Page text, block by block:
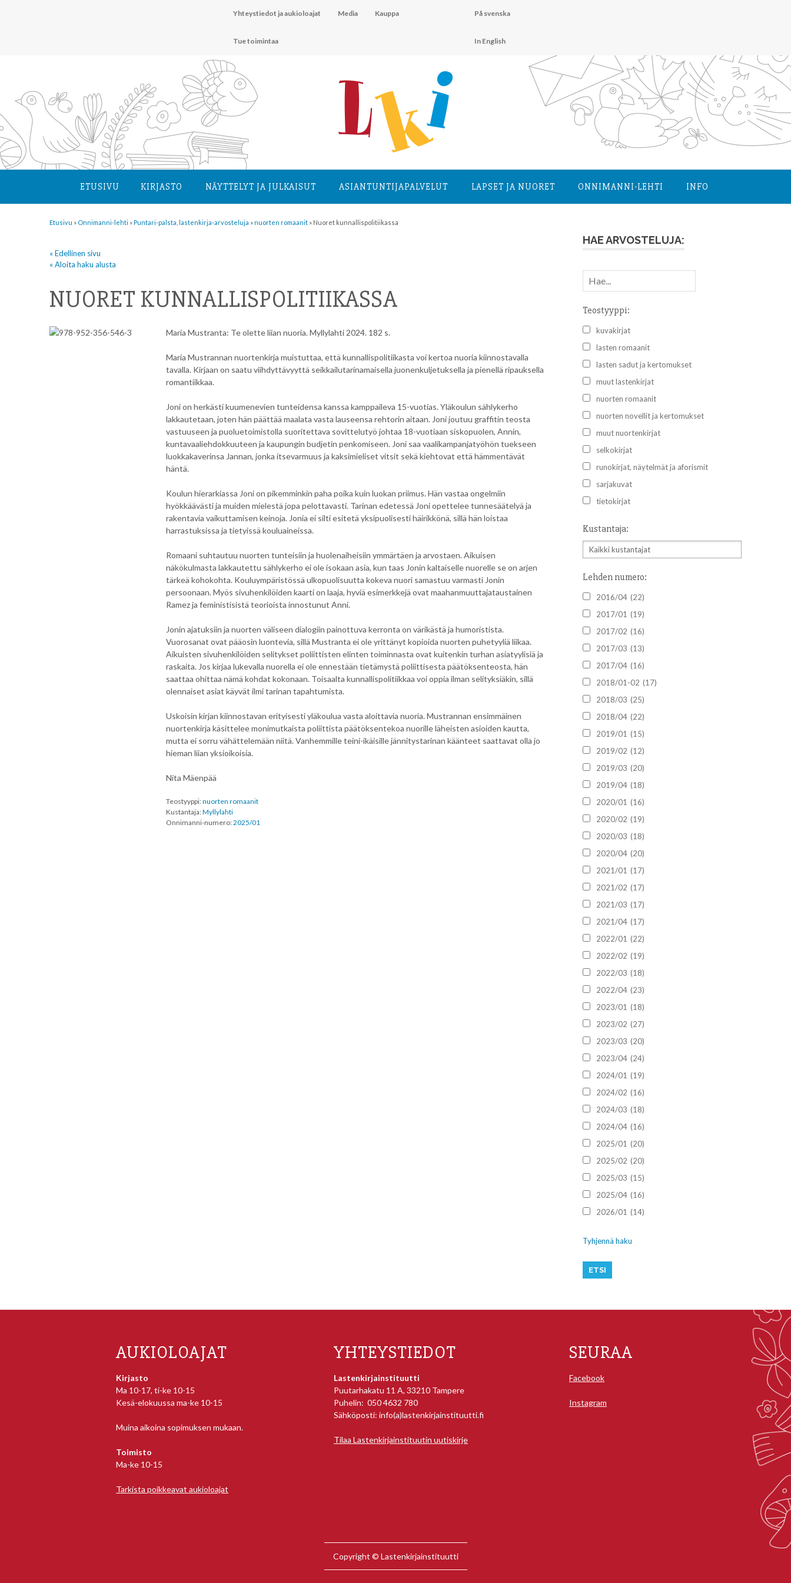
Yhteystiedot ja aukioloajat Media Kauppa
Tue toimintaa
På svenska
In English
ETUSIVU KIRJASTO NÄYTTELYT JA JULKAISUT ASIANTUNTIJA­PALVELUT LAPSET JA NUORET ONNIMANNI-LEHTI INFO
Etusivu » Onnimanni-lehti »Puntari-palsta, lastenkirja-arvosteluja »nuorten romaanit » Nuoret kunnallispolitiikassa
« Edellinen sivu
« Aloita haku alusta
NUORET KUNNALLISPOLITIIKASSA
Maria Mustranta: Te olette liian nuoria. Myllylahti 2024. 182 s.
Maria Mustrannan nuortenkirja muistuttaa, että kunnallispolitiikasta voi kertoa nuoria kiinnostavalla
tavalla. Kirjaan on saatu viihdyttävyyttä seikkailutarinamaisella juonenkuljetuksella ja pienellä ripauksella
romantiikkaa.
Joni on herkästi kuumenevien tunteidensa kanssa kamppaileva 15-vuotias. Yläkoulun sählykerho
lakkautetaan, joten hän päättää maalata vasta lauseensa rehtorin aitaan. Joni joutuu graffitin teosta
vastuuseen ja puoluetoimistolla suoritettava sovittelutyö johtaa 18-vuotiaan siskopuolen, Annin,
kuntavaaliehdokkuuteen ja kaupungin budjetin penkomiseen. Joni saa vaalikampanjatyöhön tuekseen
luokkakaverinsa Jannan, jonka itsevarmuus ja kaksimieliset vitsit sekä kiehtovat että hämmentävät
häntä.
Koulun hierarkiassa Joni on pikemminkin paha poika kuin luokan priimus. Hän vastaa ongelmiin
hyökkäävästi ja muiden mielestä jopa pelottavasti. Tarinan edetessä Joni opettelee tunnesäätelyä ja
rakentavia vaikuttamisen keinoja. Jonia ei silti esitetä yksipuolisesti häirikkönä, sillä hän loistaa
harrastuksissa ja tietyissä kouluaineissa.
Romaani suhtautuu nuorten tunteisiin ja huolenaiheisiin ymmärtäen ja arvostaen. Aikuisen
näkökulmasta lakkautettu sählykerho ei ole isokaan asia, kun taas Jonin kaltaiselle nuorelle se on arjen
tärkeä kohokohta. Kouluympäristössä ulkopuolisuutta kokeva nuori samastuu varmasti Jonin
persoonaan. Myös sivuhenkilöiden kaarti on laaja, hyviä esimerkkejä ovat maahanmuuttajataustainen
Ramez ja feministisistä teorioista innostunut Anni.
Jonin ajatuksiin ja nuorten väliseen dialogiin painottuva kerronta on värikästä ja humoristista.
Vuorosanat ovat pääosin luontevia, sillä Mustranta ei ole yrittänyt kopioida nuorten puhetyyliä liikaa.
Aikuisten sivuhenkilöiden selitykset poliittisten elinten toiminnasta ovat kuitenkin turhan asiatyylisiä ja
raskaita. Jos kirjaa lukevalla nuorella ei ole ennestään tietämystä poliittisesta päätöksenteosta, hän
saattaa ohittaa nämä kohdat kokonaan. Toisaalta kunnallispolitiikkaa voi oppia ilman selityksiäkin, sillä
olennaiset asiat käyvät ilmi tarinan tapahtumista.
Uskoisin kirjan kiinnostavan erityisesti yläkoulua vasta aloittavia nuoria. Mustrannan ensimmäinen
nuortenkirja käsittelee monimutkaista poliittista päätöksentekoa nuorille läheisten asioiden kautta,
mutta ei sorru vähättelemään niitä. Vanhemmille teini-ikäisille jännitystarinan käänteet saattavat olla jo
hieman liian yksioikoisia.
Nita Mäenpää
Teostyyppi:nuorten romaanit
Kustantaja:Myllylahti
Onnimanni-numero:2025/01
HAE ARVOSTELUJA:
Teostyyppi:
kuvakirjat
lasten romaanit
lasten sadut ja kertomukset
muut lastenkirjat
nuorten romaanit
nuorten novellit ja kertomukset
muut nuortenkirjat
selkokirjat
runokirjat, näytelmät ja aforismit
sarjakuvat
tietokirjat
Kustantaja:
Lehden numero:
2016/04 (22)
2017/01 (19)
2017/02 (16)
2017/03 (13)
2017/04 (16)
2018/01-02 (17)
2018/03 (25)
2018/04 (22)
2019/01 (15)
2019/02 (12)
2019/03 (20)
2019/04 (18)
2020/01 (16)
2020/02 (19)
2020/03 (18)
2020/04 (20)
2021/01 (17)
2021/02 (17)
2021/03 (17)
2021/04 (17)
2022/01 (22)
2022/02 (19)
2022/03 (18)
2022/04 (23)
2023/01 (18)
2023/02 (27)
2023/03 (20)
2023/04 (24)
2024/01 (19)
2024/02 (16)
2024/03 (18)
2024/04 (16)
2025/01 (20)
2025/02 (20)
2025/03 (15)
2025/04 (16)
2026/01 (14)
Tyhjennä haku
AUKIOLOAJAT
Kirjasto
Ma 10-17, ti-ke 10-15
Kesä-elokuussa ma-ke 10-15
Muina aikoina sopimuksen mukaan.
Toimisto
Ma-ke 10-15
Tarkista poikkeavat aukioloajat
YHTEYSTIEDOT
Lastenkirjainstituutti
Puutarhakatu 11 A, 33210 Tampere
Puhelin: 050 4632 780
Sähköposti: info(a)lastenkirjainstituutti.fi
Tilaa Lastenkirjainstituutin uutiskirje
SEURAA
Facebook
Instagram
Copyright © Lastenkirjainstituutti